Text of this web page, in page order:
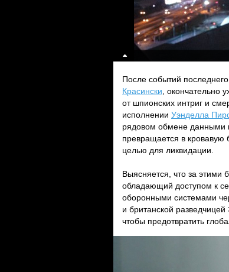
После событий
Красински , окончательно
от шпионских интриг и
исполнении Уэнделла
рядовом обмене данными в
превращается в кровавую
целью для ликвидации.
Выясняется, что за этими
обладающий доступом к
оборонными системами
и британской
чтобы предотвратить